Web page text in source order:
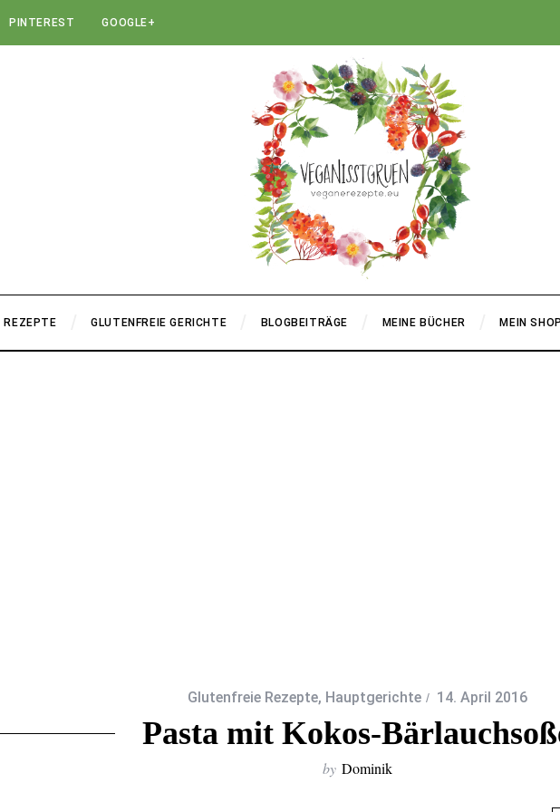
PINTEREST GOOGLE+
REZEPTE GLUTENFREIE GERICHTE BLOGBEITRÄGE MEINE BÜCHER MEIN
Glutenfreie Rezepte, Hauptgerichte 14. April 2016
Pasta mit Kokos-
by Dominik